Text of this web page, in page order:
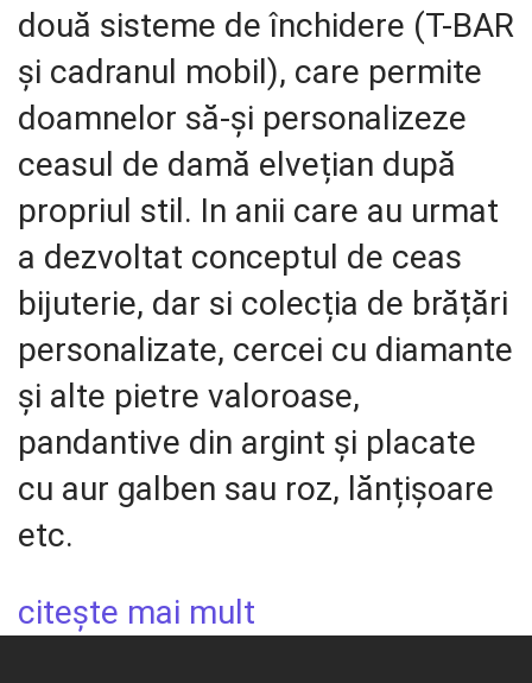
două sisteme de închidere (T-BAR
și cadranul mobil), care permite
doamnelor să-și personalizeze
ceasul de damă elvețian după
propriul stil. In anii care au urmat
a dezvoltat conceptul de ceas
bijuterie, dar si colecția de brățări
personalizate, cercei cu diamante
și alte pietre valoroase,
pandantive din argint și placate
cu aur galben sau roz, lănțișoare
etc.
citește mai mult